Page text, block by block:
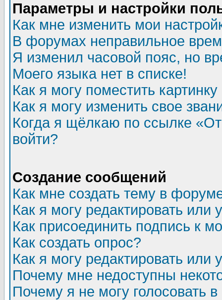
Параметры и настройки
Как мне изменить мои
В форумах неправильное
Я изменил часовой пояс, но
Моего языка нет в списке!
Как я могу поместить
Как я могу изменить свое
Когда я щёлкаю по ссылке
войти?
Создание сообщений
Как мне создать тему в
Как я могу редактировать или
Как присоединить подпись к
Как создать опрос?
Как я могу редактировать или
Почему мне недоступны
Почему я не могу голосовать